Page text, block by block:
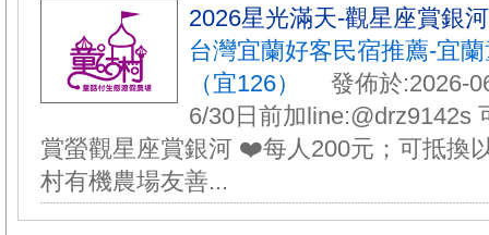
️2026星光滿天-觀星座賞銀
台灣宜蘭好客民宿推薦-宜
（宜126）
發佈於:2026-
6/30日前加line:@drz9142s
賞螢觀星座賞銀河 ❤️每人200元；可抵換
村有機農場友善...